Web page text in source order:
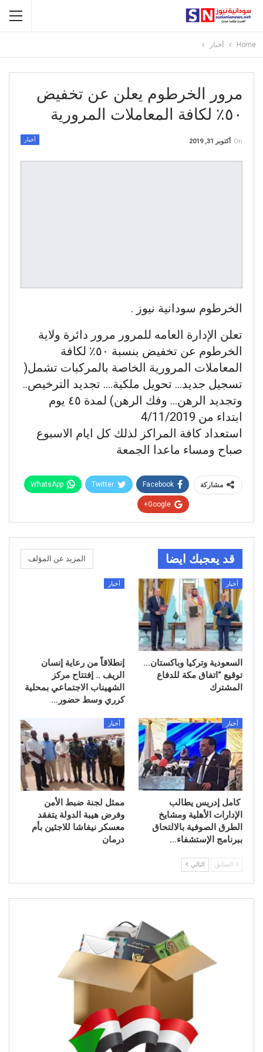
Home أخبار
مرور الخرطوم يعلن عن تخفيض
٥٠٪ لكافة المعاملات المرورية
أخبار On أكتوبر 31, 2019
الخرطوم سودانية نيوز .
تعلن الإدارة العامه للمرور مرور دائرة ولاية
الخرطوم عن تخفيض بنسبة ٥٠٪ لكافة
المعاملات المرورية الخاصة بالمركبات تشمل(
تسجيل جديد… تحويل ملكية…. تجديد الترخيص..
وتجديد الرهن… وفك الرهن) لمدة ٤٥ يوم
ابتداء من 4/11/2019
استعداد كافة المراكز لذلك كل ايام الاسبوع
صباح ومساء ماعدا الجمعة
مشاركة Facebook
Twitter
WhatsApp
Google+
قد يعجبك ايضا المزيد عن المؤلف
أخبار
السعودية وتركيا وباكستان…
توقيع “اتفاق مكة للدفاع
المشترك
أخبار
إنطلاقاً من رعاية إنسان
الريف .. إفتتاح مركز
الشهيناب الاجتماعي بمحلية
كرري وسط حضور…
أخبار
كامل إدريس يطالب
الإدارات الأهلية ومشايخ
الطرق الصوفية بالالتحاق
ببرنامج الإستشفاء…
أخبار
ممثل لجنة ضبط الأمن
وفرض هيبة الدولة يتفقد
معسكر نيفاشا للاجئين بأم
درمان
السابق التالي